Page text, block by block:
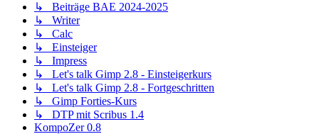
↳ Beiträge BAE 2024-2025
↳ Writer
↳ Calc
↳ Einsteiger
↳ Impress
↳ Let's talk Gimp 2.8 - Einsteigerkurs
↳ Let's talk Gimp 2.8 - Fortgeschritten
↳ Gimp Forties-Kurs
↳ DTP mit Scribus 1.4
KompoZer 0.8